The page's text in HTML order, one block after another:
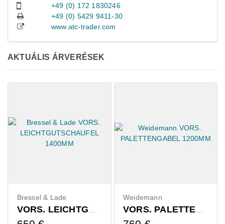
+49 (0) 172 1830246
+49 (0) 5429 9411-30
www.atc-trader.com
AKTUÁLIS ÁRVERÉSEK
Bressel & Lade
VORS. LEICHTGUTSCHAUFEL 1400MM
Weidemann
VORS. PALETTENGABEL 1200MM